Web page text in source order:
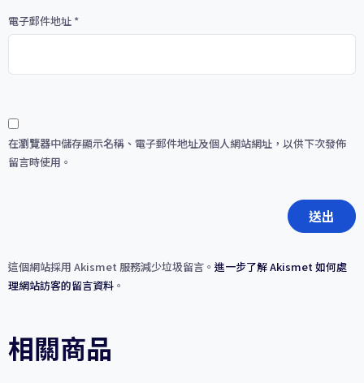
電子郵件地址 *
在瀏覽器中儲存顯示名稱、電子郵件地址及個人網站網址，以供下次發佈
留言時使用。
這個網站採用 Akismet 服務減少垃圾留言。 進一步了解 Akismet 如何處
理網站訪客的留言資料 。
相關商品